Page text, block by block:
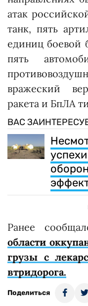
атак
танк, пять
единиц боевой
пять
вражеский
ракета и БпЛА
ВАС
Ранее
области
грузы с
втридорога.
Поделиться